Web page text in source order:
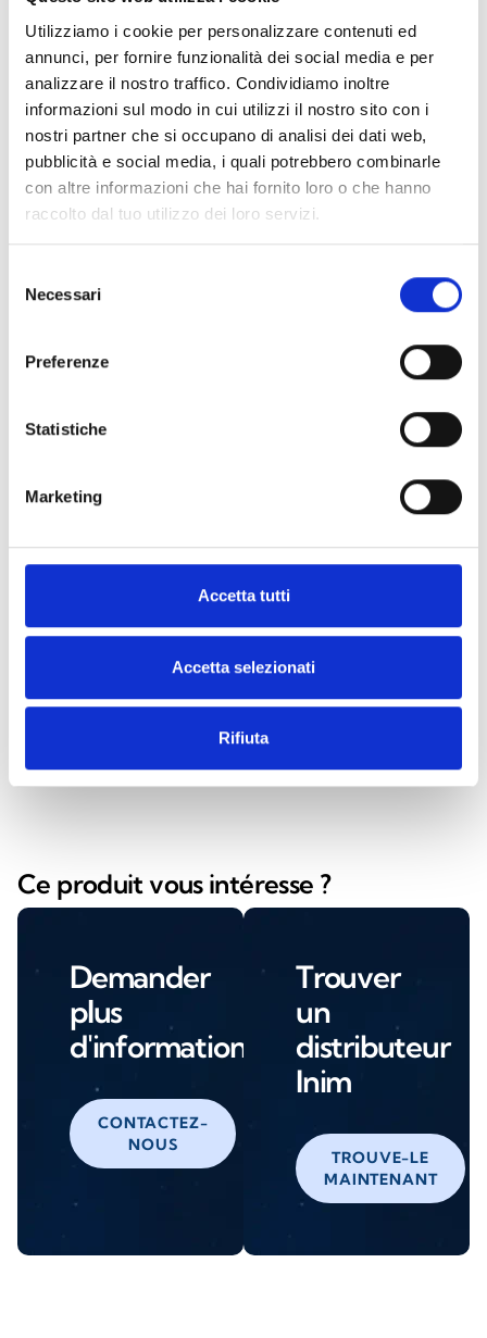
Utilizziamo i cookie per personalizzare contenuti ed
annunci, per fornire funzionalità dei social media e per
analizzare il nostro traffico. Condividiamo inoltre
informazioni sul modo in cui utilizzi il nostro sito con i
nostri partner che si occupano di analisi dei dati web,
pubblicità e social media, i quali potrebbero combinarle
con altre informazioni che hai fornito loro o che hanno
raccolto dal tuo utilizzo dei loro servizi.
delNecessari
Preferenze
Statistiche
Marketing
Accetta tutti
Accetta selezionati
Rifiuta
HP50
Spotled Up
Ce produit vous intéresse ?
Demander
plus
d'informations
CONTACTEZ-
NOUS
Trouver
un
distributeur
Inim
TROUVE-LE
MAINTENANT